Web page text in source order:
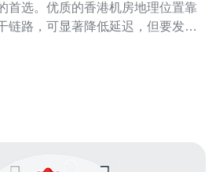
首选。优质的香港机房地理位置靠
链路，可显著降低延迟，但要发挥
客户的业务特